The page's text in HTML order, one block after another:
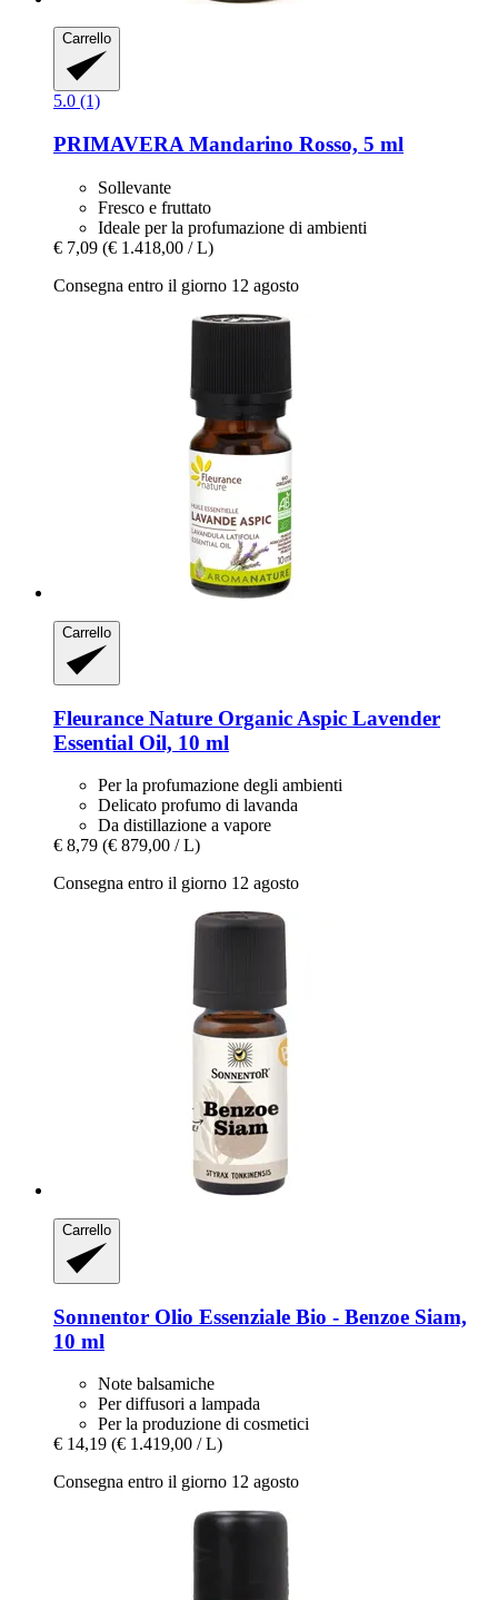
Carrello
5.0 (1)
PRIMAVERA Mandarino Rosso, 5 ml
Sollevante
Fresco e fruttato
Ideale per la profumazione di ambienti
€ 7,09 (€ 1.418,00 / L)
Consegna entro il giorno 12 agosto
Carrello
Fleurance Nature Organic Aspic Lavender
Essential Oil, 10 ml
Per la profumazione degli ambienti
Delicato profumo di lavanda
Da distillazione a vapore
€ 8,79 (€ 879,00 / L)
Consegna entro il giorno 12 agosto
Carrello
Sonnentor Olio Essenziale Bio -​ Benzoe Siam,
10 ml
Note balsamiche
Per diffusori a lampada
Per la produzione di cosmetici
€ 14,19 (€ 1.419,00 / L)
Consegna entro il giorno 12 agosto